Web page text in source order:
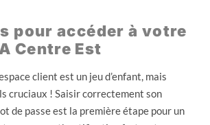
pour accéder à votre
Centre Est
client est un jeu d’enfant, mais
cruciaux ! Saisir correctement son
de passe est la première étape pour un